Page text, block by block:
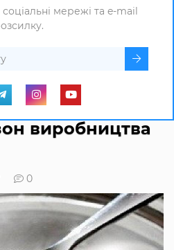
мережі та e-mail
виробництва
0